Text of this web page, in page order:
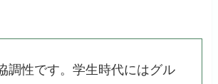
調性です。学生時代にはグル